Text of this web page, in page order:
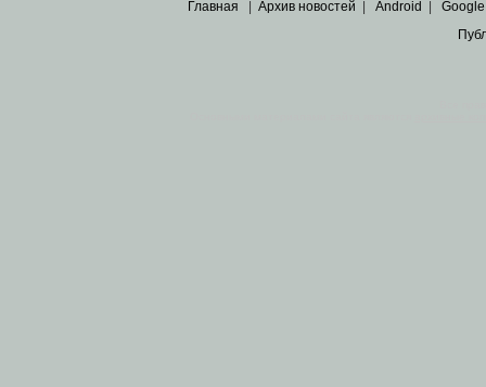
Главная Архив новостей Android Google